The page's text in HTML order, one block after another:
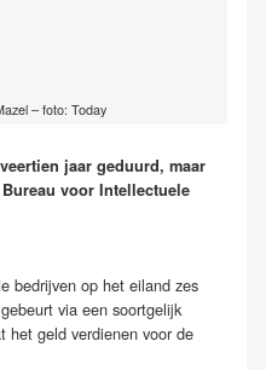
– foto: Today
jaar geduurd, maar
voor Intellectuele
bedrijven op het eiland zes
via een soortgelijk
het geld verdienen voor de